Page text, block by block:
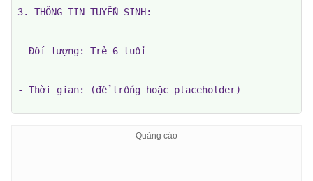
3. THÔNG TIN TUYỂN SINH:
- Đối tượng: Trẻ 6 tuổi
- Thời gian: (để trống hoặc placeholder)